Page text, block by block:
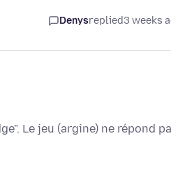
Denysreplied3 weeks
Le jeu (argine) ne répond